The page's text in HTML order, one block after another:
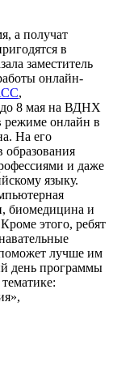
а получат
в
заместитель
онлайн-
,
до 8 мая на ВДНХ
режиме онлайн в
На его
и даже
языку.
биомедицина и
этого, ребят
лучше им
день программы